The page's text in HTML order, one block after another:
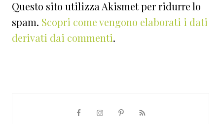
Questo sito utilizza Akismet per ridurre lo
spam. Scopri come vengono elaborati i dati
derivati dai commenti.